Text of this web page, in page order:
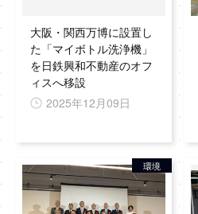
大阪・関西万博に設置し
た「マイボトル洗浄機」
を日鉄興和不動産のオフ
ィスへ移設
2025年12月09日
環境